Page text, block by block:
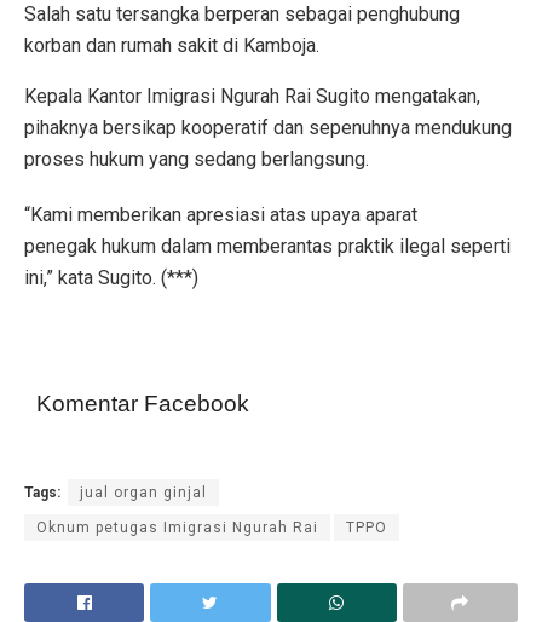
Salah satu tersangka berperan sebagai penghubung
korban dan rumah sakit di Kamboja.
Kepala Kantor Imigrasi Ngurah Rai Sugito mengatakan,
pihaknya bersikap kooperatif dan sepenuhnya mendukung
proses hukum yang sedang berlangsung.
“Kami memberikan apresiasi atas upaya aparat
penegak hukum dalam memberantas praktik ilegal seperti
ini,” kata Sugito. (***)
Komentar Facebook
Tags: jual organ ginjal
Oknum petugas Imigrasi Ngurah Rai TPPO